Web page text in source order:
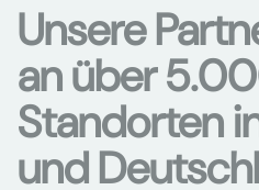
Unsere
an über
Standorten
und